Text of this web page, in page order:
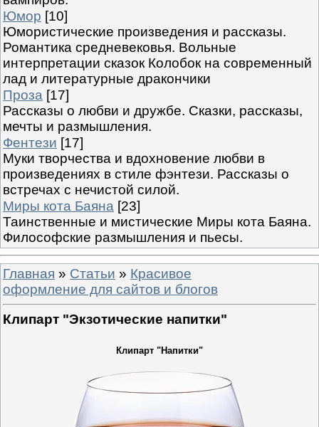
Юмор [10]
Юмористические произведения и рассказы.
Романтика средневековья. Вольные
интерпретации сказок Колобок на современный
лад и литературные дракончики
Проза [17]
Рассказы о любви и дружбе. Сказки, рассказы,
мечты и размышления.
Фентези [17]
Муки творчества и вдохновение любви в
произведениях в стиле фэнтези. Рассказы о
встречах с нечистой силой.
Миры кота Баяна [23]
Таинственные и мистические Миры кота Баяна.
Философские размышления и пьесы.
Главная » Статьи » Красивое
оформление для сайтов и блогов
Клипарт "Экзотические напитки"
Клипарт "Напитки"